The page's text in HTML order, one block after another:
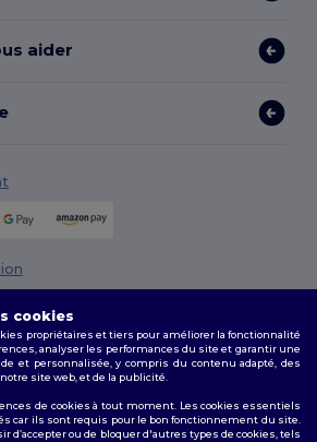
aider
cookies
propriétaires et tiers pour améliorer la fonctionnalité
analyser les performances du site et garantir une
et personnalisée, y compris du contenu adapté, des
site web, et de la publicité.
de cookies à tout moment. Les cookies essentiels
car ils sont requis pour le bon fonctionnement du site.
d’accepter ou de bloquer d'autres types de cookies, tels